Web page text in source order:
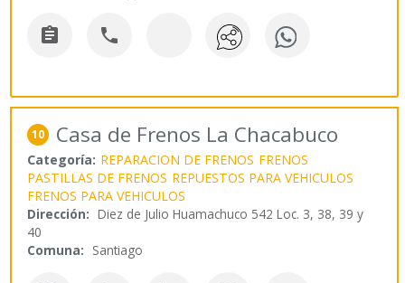
 
10 Casa de Frenos La Chacabuco
Categoría: REPARACION DE FRENOS FRENOS
PASTILLAS DE FRENOS REPUESTOS PARA VEHICULOS
FRENOS PARA VEHICULOS
Dirección: Diez de Julio Huamachuco 542 Loc. 3, 38, 39 y
40
Comuna: Santiago